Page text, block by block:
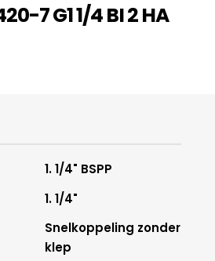
7 G1 1/4 BI 2 HA
1. 1/4" BSPP
1. 1/4"
Snelkoppeling zonder
klep